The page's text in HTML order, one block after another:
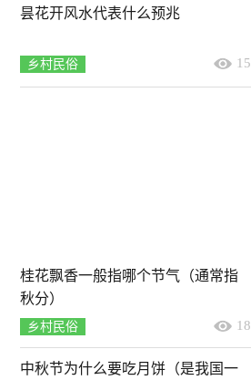
昙花开风水代表什么预兆
乡村民俗 15
桂花飘香一般指哪个节气（通常指
秋分）
乡村民俗 18
中秋节为什么要吃月饼（是我国一